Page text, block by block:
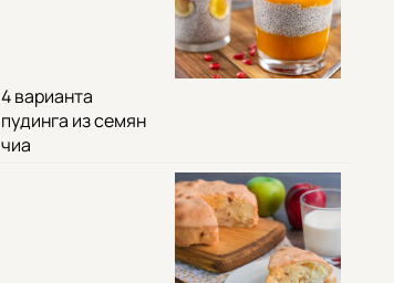
4 варианта
пудинга из семян
чиа